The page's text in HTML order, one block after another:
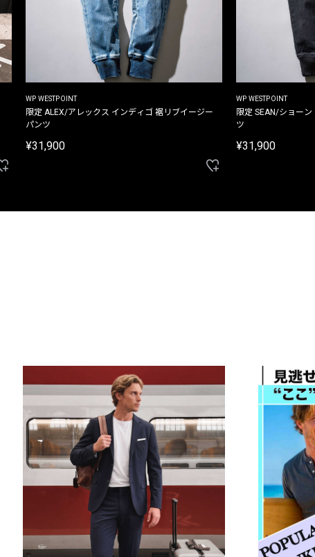
WP WESTPOINT
限定 ALEX/アレックス インディゴ 裾リブイージー
パンツ
¥31,900
WP WESTPOINT
限定 SEAN/ショー
ツ
¥31,900